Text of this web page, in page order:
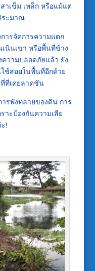
าเข็ม เหล็ก หรือแม้แต่
ระมาณ
ารจัดการความแตก
นินเขา หรือพื้นที่ข้าง
วามปลอดภัยแล้ว ยัง
ช้สอยในพื้นที่อีกด้วย
ที่เคยลาดชัน
รพังทลายของดิน การ
าะป้องกันความเสีย
!